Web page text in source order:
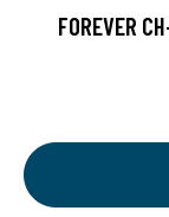
FOREVER